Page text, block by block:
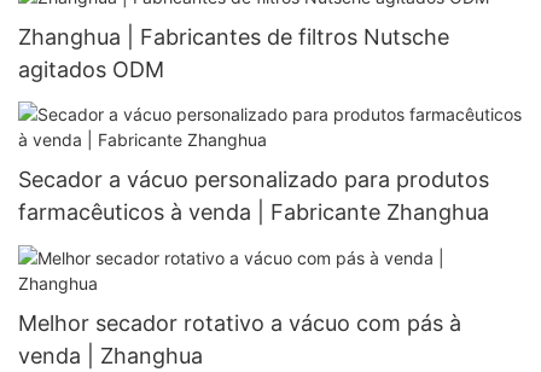
Zhanghua | Fabricantes de filtros Nutsche
agitados ODM
Secador a vácuo personalizado para produtos
farmacêuticos à venda | Fabricante Zhanghua
Melhor secador rotativo a vácuo com pás à
venda | Zhanghua